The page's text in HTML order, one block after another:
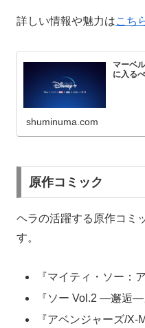
詳しい情報や魅力はこち
マーベ
に入る
shuminuma.com
原作コミック
ヘラの活躍する原作コミ
す。
『マイティ・ソー：
『ソー Vol.2 ―邂逅―
『アベンジャーズ/X-